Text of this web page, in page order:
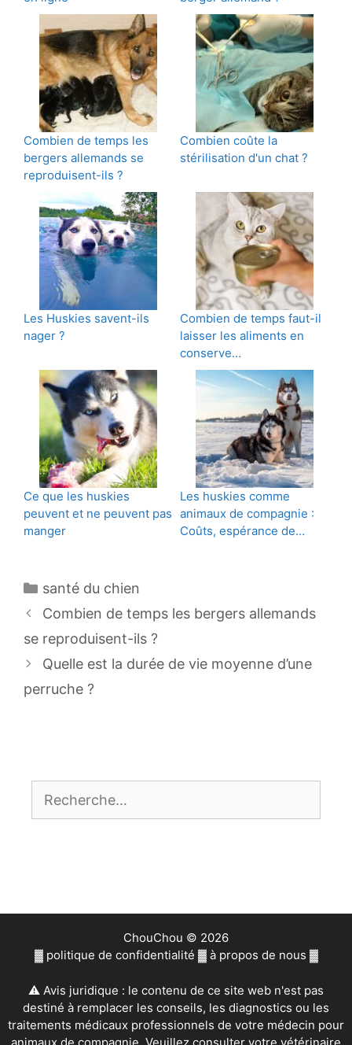
Combien de temps les
bergers allemands se
reproduisent-ils ?
Combien coûte la
stérilisation d'un chat ?
Les Huskies savent-ils
nager ?
Combien de temps faut-il
laisser les aliments en
conserve…
Ce que les huskies
peuvent et ne peuvent pas
manger
Les huskies comme
animaux de compagnie :
Coûts, espérance de…
Catégories
santé du chien
Navigation
des
Combien de temps les bergers allemands
se reproduisent-ils ?
Quelle est la durée de vie moyenne d’une
perruche ?
ChouChou © 2026
▓ politique de confidentialité ▓ à propos de nous ▓
⚠ Avis juridique : le contenu de ce site web n'est pas
destiné à remplacer les conseils, les diagnostics ou les
traitements médicaux professionnels de votre médecin pour
animaux de compagnie. Veuillez consulter votre vétérinaire